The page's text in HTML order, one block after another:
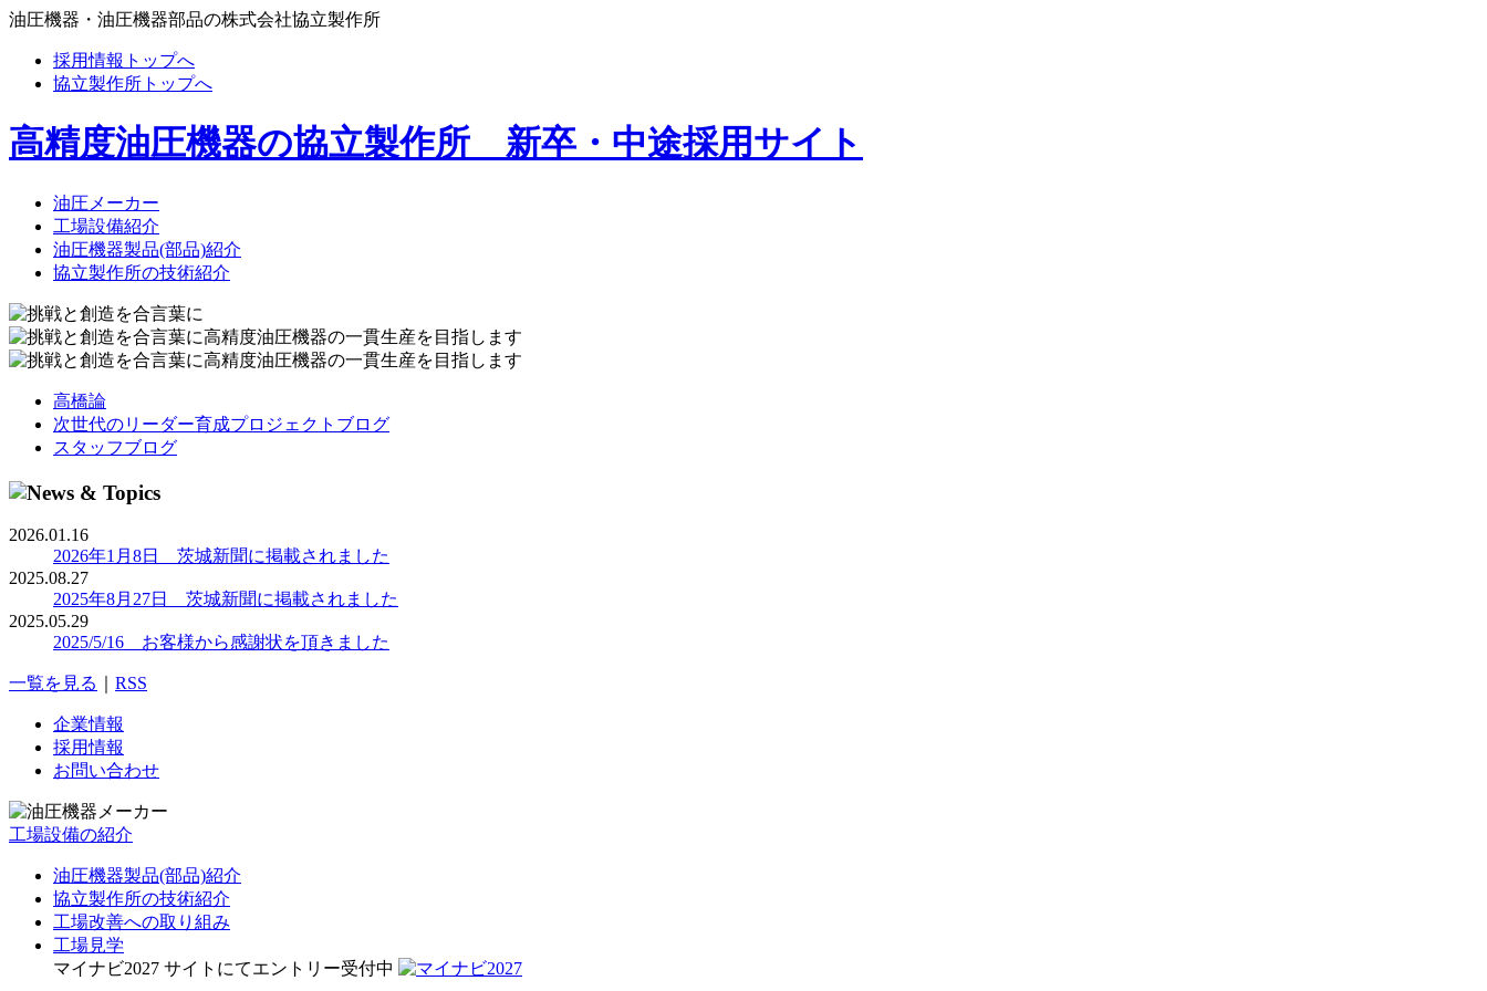
油圧機器・油圧機器部品の株式会社協立製作所
採用情報トップへ
協立製作所トップへ
高精度油圧機器の協立製作所 新卒・中途採用サイト
油圧メーカー
工場設備紹介
油圧機器製品(部品)紹介
協立製作所の技術紹介
高橋論
次世代のリーダー育成プロジェクトブログ
スタッフブログ
2026.01.16
2026年1月8日 茨城新聞に掲載されました
2025.08.27
2025年8月27日 茨城新聞に掲載されました
2025.05.29
2025/5/16 お客様から感謝状を頂きました
一覧を見る RSS
企業情報
採用情報
お問い合わせ
工場設備の紹介
油圧機器製品(部品)紹介
協立製作所の技術紹介
工場改善への取り組み
工場見学
マイナビ2027 サイトにてエントリー受付中